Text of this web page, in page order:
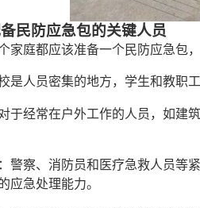
民防应急包的关键人员
家庭都应该准备一个民防应急包
是人员密集的地方，学生和教职
于经常在户外工作的人员，如建
警察、消防员和医疗急救人员等
应急处理能力。